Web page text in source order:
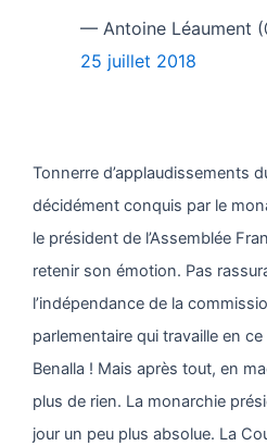
— Antoine Léaument
25 juillet 2018
Tonnerre d’applaudissements
décidément conquis par le
le président de l’Assemblée
retenir son émotion. Pas
l’indépendance de la
parlementaire qui travaille en
Benalla ! Mais après tout, en
plus de rien. La monarchie
jour un peu plus absolue. La